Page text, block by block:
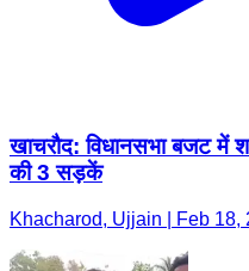
खाचरौद: विधानसभा बजट में
की 3 सड़कें
Khacharod, Ujjain | Feb 18,